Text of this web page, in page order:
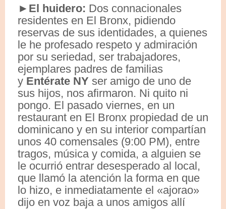
►El huidero: Dos connacionales
residentes en El Bronx, pidiendo
reservas de sus identidades, a quienes
le he profesado respeto y admiración
por su seriedad, ser trabajadores,
ejemplares padres de familias
y Entérate NY ser amigo de uno de
sus hijos, nos afirmaron. Ni quito ni
pongo. El pasado viernes, en un
restaurant en El Bronx propiedad de un
dominicano y en su interior compartían
unos 40 comensales (9:00 PM), entre
tragos, música y comida, a alguien se
le ocurrió entrar desesperado al local,
que llamó la atención la forma en que
lo hizo, e inmediatamente el «ajorao»
dijo en voz baja a unos amigos allí